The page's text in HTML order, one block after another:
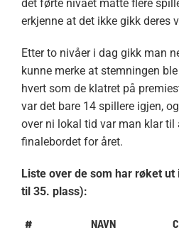
det førte nivået måtte flere
erkjenne at det ikke gikk deres
Etter to nivåer i dag gikk man
kunne merke at stemningen
hvert som de klatret på
var det bare 14 spillere igjen,
over ni lokal tid var man klar
finalebordet for året.
Liste over de som har røket
til 35. plass):
# NAVN